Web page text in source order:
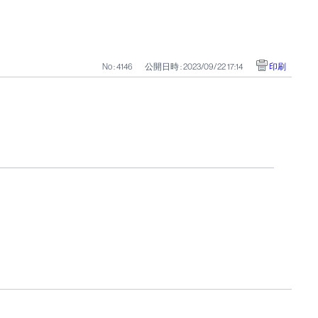
No : 4146 公開日時 : 2023/09/22 17:14 印刷